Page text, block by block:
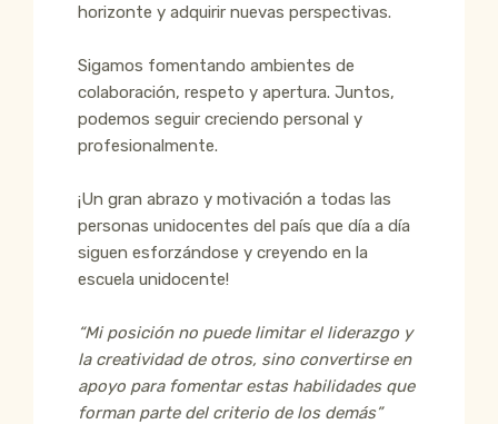
horizonte y adquirir nuevas perspectivas.
Sigamos fomentando ambientes de
colaboración, respeto y apertura. Juntos,
podemos seguir creciendo personal y
profesionalmente.
¡Un gran abrazo y motivación a todas las
personas unidocentes del país que día a día
siguen esforzándose y creyendo en la
escuela unidocente!
“Mi posición no puede limitar el liderazgo y
la creatividad de otros, sino convertirse en
apoyo para fomentar estas habilidades que
forman parte del criterio de los demás”